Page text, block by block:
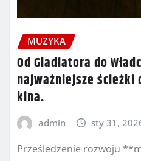
MUZYKA
Od Gladiatora do
najważniejsze
kina.
admin sty 31,
Prześledzenie rozwoju